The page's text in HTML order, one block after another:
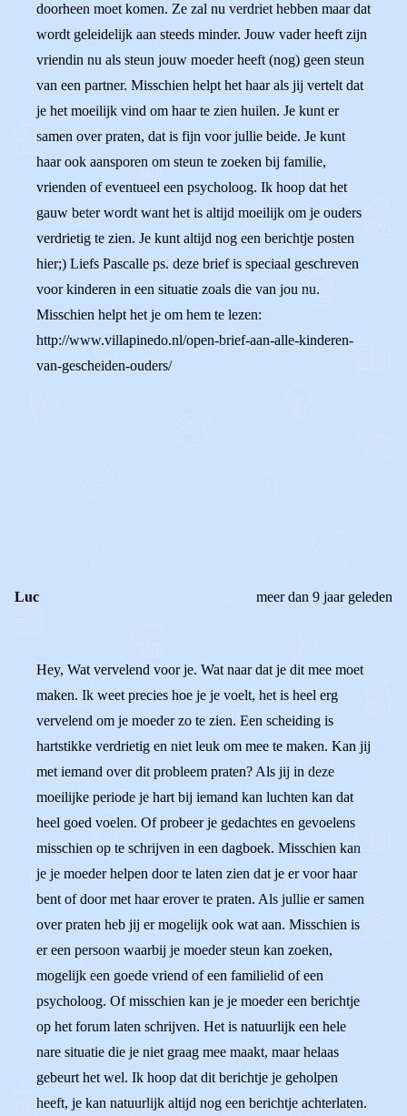
doorheen moet komen. Ze zal nu verdriet hebben maar dat
wordt geleidelijk aan steeds minder. Jouw vader heeft zijn
vriendin nu als steun jouw moeder heeft (nog) geen steun
van een partner. Misschien helpt het haar als jij vertelt dat
je het moeilijk vind om haar te zien huilen. Je kunt er
samen over praten, dat is fijn voor jullie beide. Je kunt
haar ook aansporen om steun te zoeken bij familie,
vrienden of eventueel een psycholoog. Ik hoop dat het
gauw beter wordt want het is altijd moeilijk om je ouders
verdrietig te zien. Je kunt altijd nog een berichtje posten
hier;) Liefs Pascalle ps. deze brief is speciaal geschreven
voor kinderen in een situatie zoals die van jou nu.
Misschien helpt het je om hem te lezen:
http://www.villapinedo.nl/open-brief-aan-alle-kinderen-
van-gescheiden-ouders/
Luc meer dan 9 jaar geleden
Hey, Wat vervelend voor je. Wat naar dat je dit mee moet
maken. Ik weet precies hoe je je voelt, het is heel erg
vervelend om je moeder zo te zien. Een scheiding is
hartstikke verdrietig en niet leuk om mee te maken. Kan jij
met iemand over dit probleem praten? Als jij in deze
moeilijke periode je hart bij iemand kan luchten kan dat
heel goed voelen. Of probeer je gedachtes en gevoelens
misschien op te schrijven in een dagboek. Misschien kan
je je moeder helpen door te laten zien dat je er voor haar
bent of door met haar erover te praten. Als jullie er samen
over praten heb jij er mogelijk ook wat aan. Misschien is
er een persoon waarbij je moeder steun kan zoeken,
mogelijk een goede vriend of een familielid of een
psycholoog. Of misschien kan je je moeder een berichtje
op het forum laten schrijven. Het is natuurlijk een hele
nare situatie die je niet graag mee maakt, maar helaas
gebeurt het wel. Ik hoop dat dit berichtje je geholpen
heeft, je kan natuurlijk altijd nog een berichtje achterlaten.